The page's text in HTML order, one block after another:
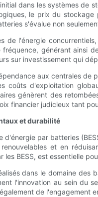
dans les systèmes de
le prix du
s'évalue non
de l'énergie
générant ainsi
sur investissement qui
aux centrales de
coûts d'exploitation
génèrent des
financier judicieux tant
et durabilité
d'énergie par batteries
et en
les BESS, est essentielle
dans le domaine
l'innovation au sein du
de l'engagement